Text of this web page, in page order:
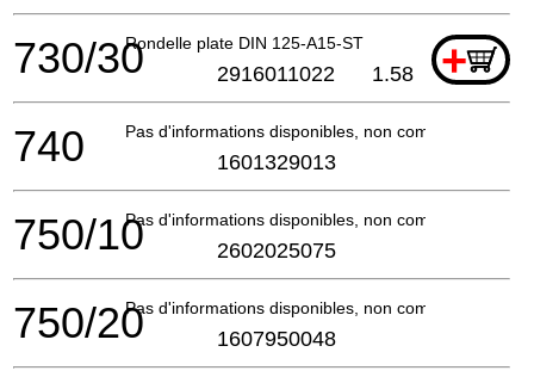
Rondelle plate DIN 125-A15-ST +
730/30 2916011022 1.58
Pas d'informations disponibles, non commandable
740 1601329013
Pas d'informations disponibles, non commandable
750/10 2602025075
Pas d'informations disponibles, non commandable
750/20 1607950048